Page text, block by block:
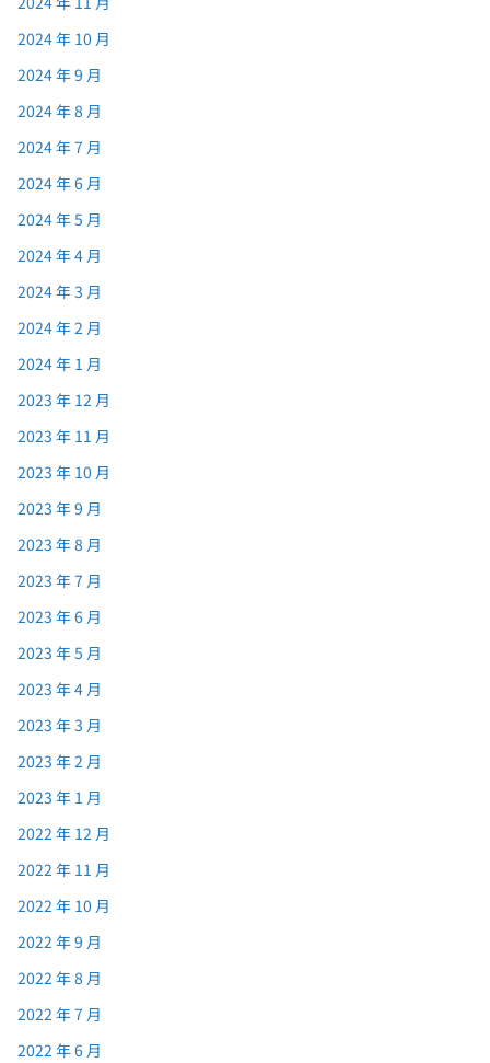
2024 年 10 月
2024 年 9 月
2024 年 8 月
2024 年 7 月
2024 年 6 月
2024 年 5 月
2024 年 4 月
2024 年 3 月
2024 年 2 月
2024 年 1 月
2023 年 12 月
2023 年 11 月
2023 年 10 月
2023 年 9 月
2023 年 8 月
2023 年 7 月
2023 年 6 月
2023 年 5 月
2023 年 4 月
2023 年 3 月
2023 年 2 月
2023 年 1 月
2022 年 12 月
2022 年 11 月
2022 年 10 月
2022 年 9 月
2022 年 8 月
2022 年 7 月
2022 年 6 月